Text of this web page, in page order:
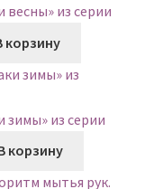
весны» из серии
корзину
зимы» из серии
корзину